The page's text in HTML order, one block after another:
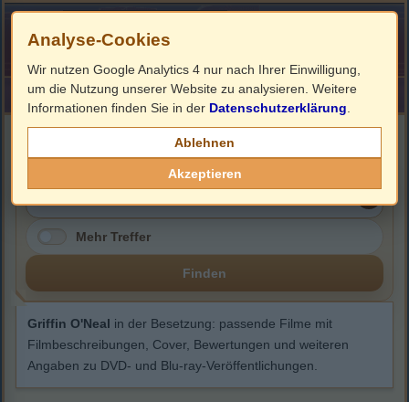
HOME ImpressumLinks
Griffin O'Neal
Mehr Treffer
Finden
Griffin O'Neal in der Besetzung: passende Filme mit
Filmbeschreibungen, Cover, Bewertungen und weiteren
Angaben zu DVD- und Blu-ray-Veröffentlichungen.
Analyse-Cookies
Wir nutzen Google Analytics 4 nur nach Ihrer Einwilligung,
um die Nutzung unserer Website zu analysieren. Weitere
Informationen finden Sie in der Datenschutzerklärung
Ablehnen
Akzeptieren